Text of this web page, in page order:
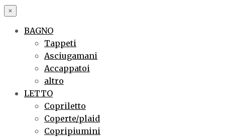
×
BAGNO
Tappeti
Asciugamani
Accappatoi
altro
LETTO
Copriletto
Coperte/plaid
Copripiumini